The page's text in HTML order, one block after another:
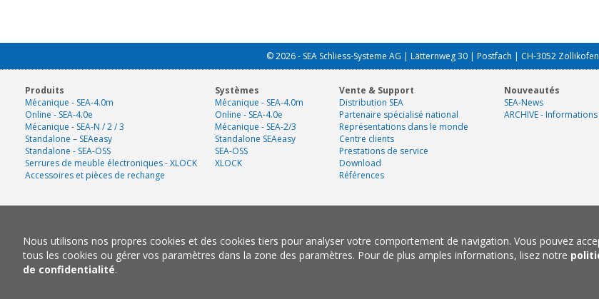
© 2026 - SEA Schliess-Systeme AG | Lätternweg 30 | Postfach | CH-3052
Produits
Mécanique - SEA-4.0m
Online - SEA-4.0e
Mécanique - SEA-N / 2 / 3
Standalone – SEAeasy
Standalone - SEA-OSS
Serrures de meuble électroniques - XLOCK
Accessoires et pièces de rechange
Systèmes
Mécanique - SEA-4.0m
Online - SEA-4.0e
Mécanique - SEA-2/3
Standalone SEAeasy
SEA-OSS
XLOCK
Vente & Support
Distribution SEA
Partenaire spécialisé national
Représentations dans le monde
Centre clients
Prestations de service
Download
Références
Nouveautés
SEA-News
ARCHIVE -
Nous utilisons nos propres cookies et des cookies tiers pour analyser votre comportement de navigation. Vous pouvez
tous les cookies ou gérer vos paramètres dans la zone des paramètres. Pour de plus amples informations, lisez notre
de confidentialité.